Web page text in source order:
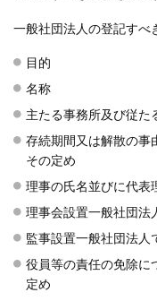
一般社団法人の登記すべ
目的
名称
主たる事務所及び従た
存続期間又は解散の事
その定め
理事の氏名並びに代表
理事会設置一般社団法
監事設置一般社団法人
役員等の責任の免除に
定め